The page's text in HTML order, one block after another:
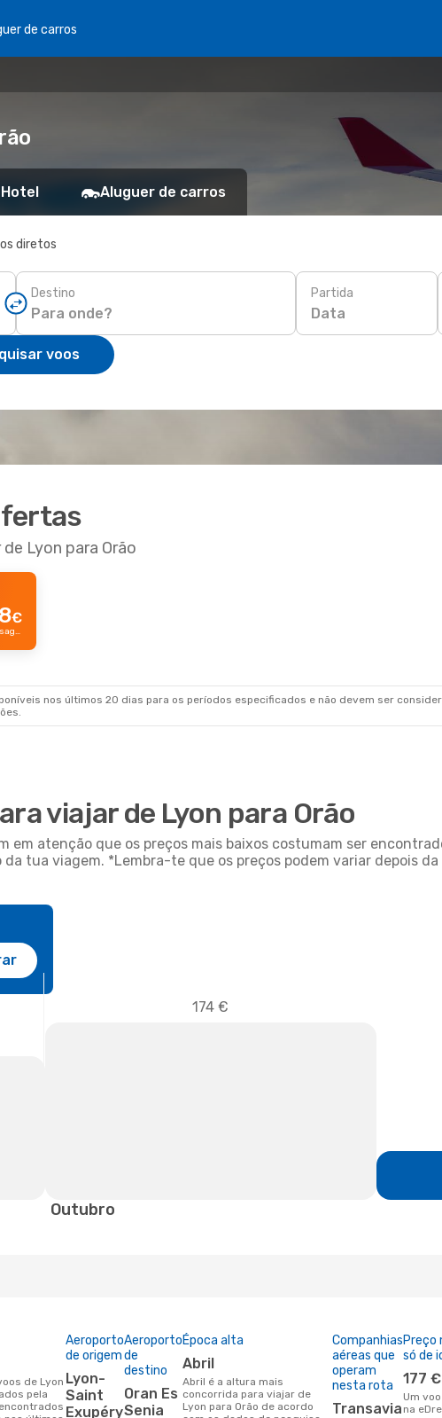
de carros
Aluguer de carros
diretos
Destino Partida
Data
voos
Lyon para Orão
€
Preço Prime por passageiro
nos últimos 20 dias para os períodos especificados e não devem ser
viajar de Lyon para Orão
em atenção que os preços mais baixos costumam ser
tua viagem. *Lembra-te que os preços podem variar depois da
174 €
Outubro
pela
Aeroporto
de origem
Lyon-
Saint
Exupéry
Aeroporto
de
destino
Oran Es
Senia
Época alta
abril
abril é a altura mais
concorrida para viajar de
Lyon para Orão de acordo
Companhias
aéreas que
operam
nesta rota
Transavia
Preço
só de
177 €
Um voo de Lyon para Orão
na